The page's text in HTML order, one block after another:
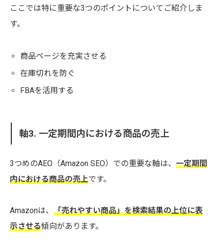
ここでは特に重要な3つのポイントについてご紹介しま
す。
商品ページを充実させる
在庫切れを防ぐ
FBAを活用する
軸3. 一定期間内における商品の売上
3つめのAEO（Amazon SEO）での重要な軸は、 一定期間
内における商品の売上です。
Amazonは、 「売れやすい商品」を検索結果の上位に表
示させる傾向があります。